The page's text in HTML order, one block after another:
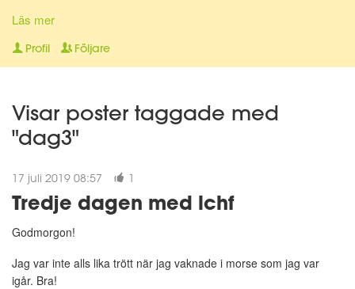
bort. Blir lättare när zumban sätter igång till höst, har tänkt mig
att träna 3 ggr/vecka. Rodd x2 med zumba.
Läs mer
Profil Följare
Visar poster taggade med
"dag3"
17 juli 2019 08:57 1
Tredje dagen med lchf
Godmorgon!
Jag var inte alls lika trött när jag vaknade i morse som jag var
igår. Bra!